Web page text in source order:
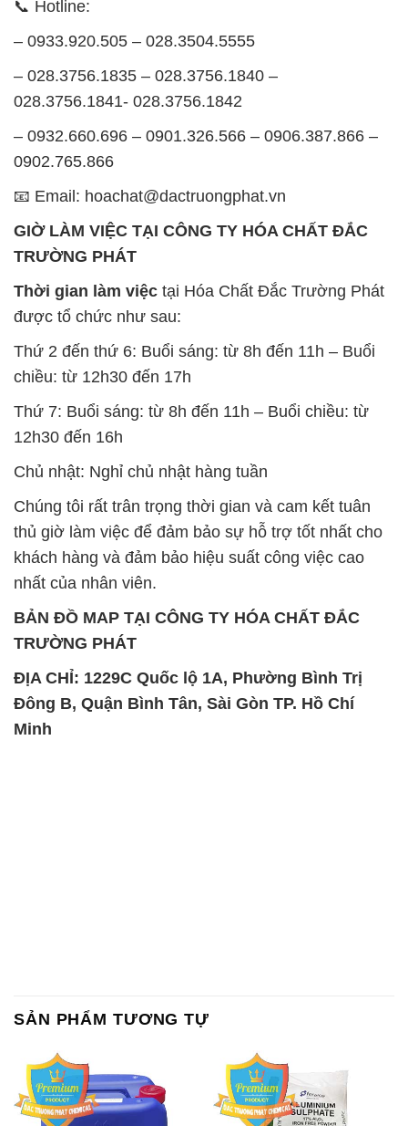
0902.765.866
📧 Email: hoachat@dactruongphat.vn
TRƯỜNG PHÁT
được tổ chức như sau:
Thứ 2 đến thứ 6: Buổi sáng: từ 8h đến 11h – Buổi
chiều: từ 12h30 đến 17h
Thứ 7: Buổi sáng: từ 8h đến 11h – Buổi chiều: từ
12h30 đến 16h
Chủ nhật: Nghỉ chủ nhật hàng tuần
thủ giờ làm việc để đảm bảo sự hỗ trợ tốt nhất cho
khách hàng và đảm bảo hiệu suất công việc cao
nhất của nhân viên.
BẢN ĐỒ MAP TẠI CÔNG TY HÓA CHẤT ĐẮC
TRƯỜNG PHÁT
ĐỊA CHỈ: 1229C Quốc lộ 1A, Phường Bình Trị
Đông B, Quận Bình Tân, Sài Gòn TP. Hồ Chí
Minh